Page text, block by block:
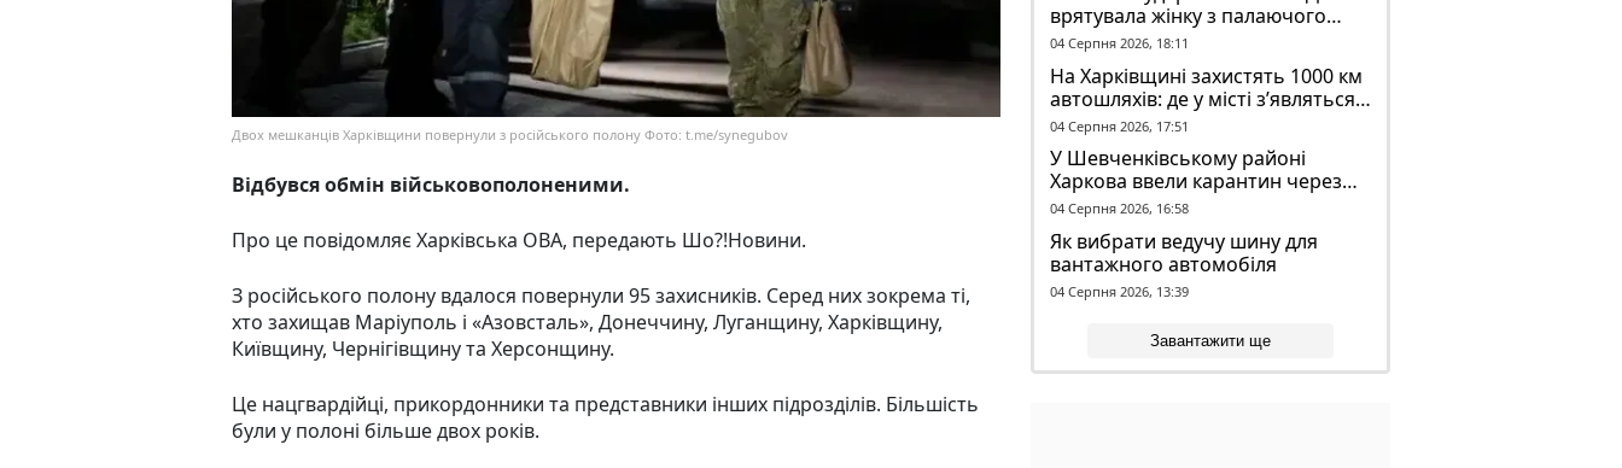
Двох мешканців Харківщини повернули з російського полону Фото: t.me/synegubov
Відбувся обмін військовополоненими.
Про це повідомляє Харківська ОВА, передають Шо?!Новини.
З російського полону вдалося повернули 95 захисників. Серед них зокрема ті,
хто захищав Маріуполь і «Азовсталь», Донеччину, Луганщину, Харківщину,
Київщину, Чернігівщину та Херсонщину.
Це нацгвардійці, прикордонники та представники інших підрозділів. Більшість
були у полоні більше двох років.
врятувала жінку з палаючого
будинку
04 Серпня 2026, 18:11
На Харківщині захистять 1000 км
автошляхів: де у місті з’являться
антидронові сітки
04 Серпня 2026, 17:51
У Шевченківському районі
Харкова ввели карантин через
скаженого кажана
04 Серпня 2026, 16:58
Як вибрати ведучу шину для
вантажного автомобіля
04 Серпня 2026, 13:39
Завантажити ще